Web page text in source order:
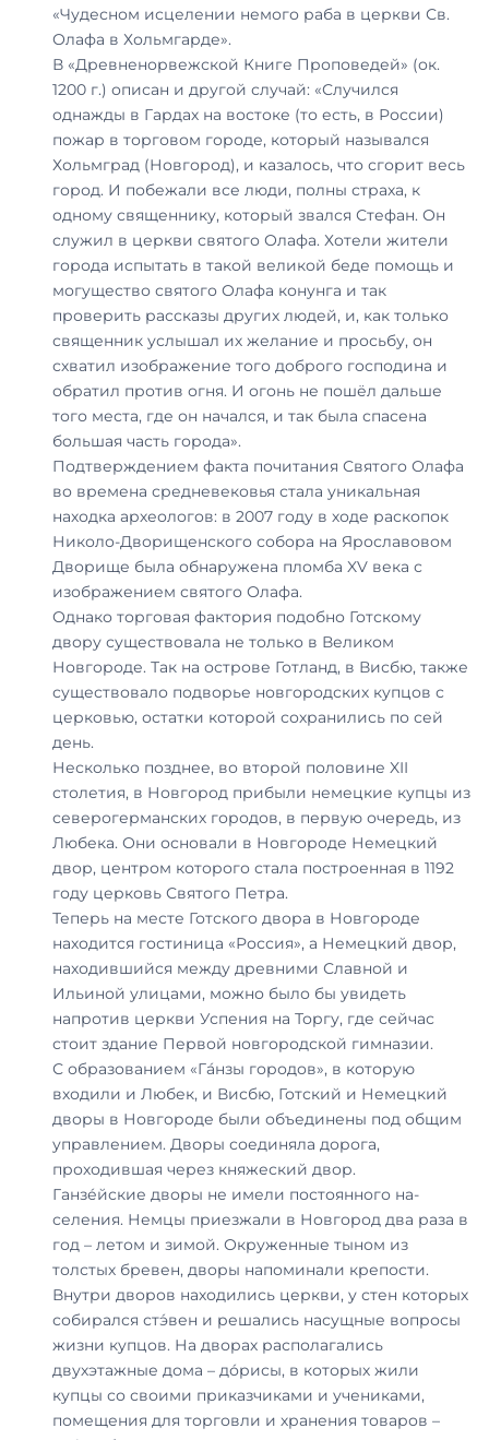
«Чудесном исцелении немого раба в церкви Св.
Олафа в Хольмгарде».
В «Древненорвежской Книге Проповедей» (ок.
1200 г.) описан и другой случай: «Случился
однажды в Гардах на востоке (то есть, в России)
пожар в торговом городе, который назывался
Хольмград (Новгород), и казалось, что сгорит весь
город. И побежали все люди, полны страха, к
одному священнику, который звался Стефан. Он
служил в церкви святого Олафа. Хотели жители
города испытать в такой великой беде помощь и
могущество святого Олафа конунга и так
проверить рассказы других людей, и, как только
священник услышал их желание и просьбу, он
схватил изображение того доброго господина и
обратил против огня. И огонь не пошёл дальше
того места, где он начался, и так была спасена
большая часть города».
Подтверждением факта почитания Святого Олафа
во времена средневековья стала уникальная
находка археологов: в 2007 году в ходе раскопок
Николо-Дворищенского собора на Ярославовом
Дворище была обнаружена пломба XV века с
изображением святого Олафа.
Однако торговая фактория подобно Готскому
двору существовала не только в Великом
Новгороде. Так на острове Готланд, в Висбю, также
существовало подворье новгородских купцов с
церковью, остатки которой сохранились по сей
день.
Несколько позднее, во второй половине XII
столетия, в Новгород прибыли немецкие купцы из
северогерманских городов, в первую очередь, из
Любека. Они основали в Новгороде Немецкий
двор, центром которого стала построенная в 1192
году церковь Святого Петра.
Теперь на месте Готского двора в Новгороде
находится гостиница «Россия», а Немецкий двор,
находившийся между древними Славной и
Ильиной улицами, можно было бы увидеть
напротив церкви Успения на Торгу, где сейчас
стоит здание Первой новгородской гимназии.
С образованием «Га́нзы городов», в которую
входили и Любек, и Висбю, Готский и Немецкий
дворы в Новгороде были объединены под общим
управлением. Дворы соединяла дорога,
проходившая через княжеский двор.
Ганзе́йские дворы не имели постоянного на­
селения. Немцы приезжали в Новгород два раза в
год – летом и зимой. Окруженные тыном из
толстых бревен, дворы напоминали крепости.
Внутри дворов находились церкви, у стен которых
собирался стэ́вен и решались насущные вопросы
жизни купцов. На дворах располагались
двухэтажные дома – до́рисы, в которых жили
купцы со своими приказчиками и учениками,
помещения для торговли и хранения товаров –